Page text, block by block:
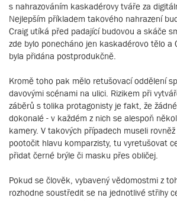
s nahrazováním kaskadérovy tváře za
Nejlepším příkladem takového nahrazení
Craig utíká před padající budovou a skáče
zde bylo ponecháno jen kaskadérovo tělo a
byla přidána postprodukčně.
Kromě toho pak mělo retušovací oddělení
davovými scénami na ulici. Rizikem při
záběrů s tolika protagonisty je fakt, že
dokonalé - v každém z nich se alespoň
kamery. V takových případech museli
pootočit hlavu komparzisty, tu vyretušovat
přidat černé brýle či masku přes obličej.
Pokud se člověk, vybavený vědomostmi z
rozhodne soustředit se na jednotlivé střihy